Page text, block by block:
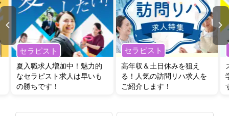
セラピスト
夏入職求人増加中！魅力的
なセラピスト求人は早いも
の勝ちです！
セラピスト
高年収＆土日休みを狙え
る！人気の訪問リハ求人を
ご紹介します！